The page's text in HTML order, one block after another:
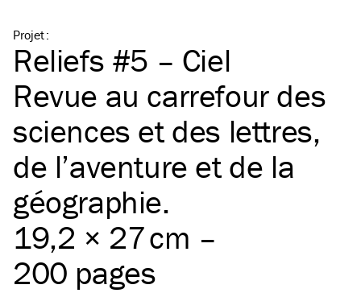
Projet:
Reliefs #5 – Ciel
Revue au carrefour des
sciences et des lettres,
de l’aventure et de la
géographie.
19,2 × 27 cm –
200 pages